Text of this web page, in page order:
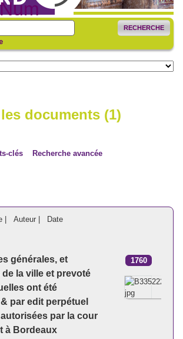
RECHERCHE
documents (1)
clés Recherche avancée
| Auteur | Date
générales, et
la ville et prevoté
ont été
par edit perpétuel
par la cour
à Bordeaux
1760